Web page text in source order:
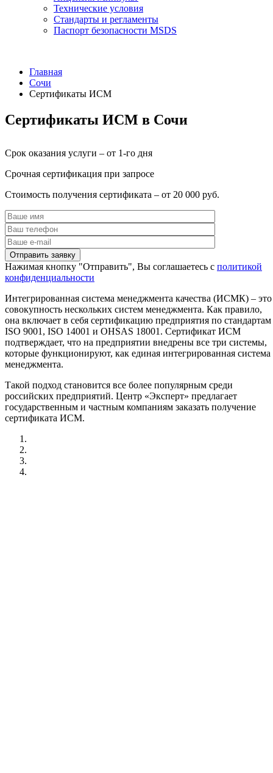
Технические условия
Стандарты и регламенты
Паспорт безопасности MSDS
Главная
Сочи
Сертификаты ИСМ
Сертификаты ИСМ в Сочи
Срок оказания услуги – от 1-го дня
Срочная сертификация при запросе
Стоимость получения сертификата – от 20 000 руб.
Нажимая кнопку "Отправить", Вы соглашаетесь с политикой
конфиденциальности
Интегрированная система менеджмента качества (ИСМК) – это
совокупность нескольких систем менеджмента. Как правило,
она включает в себя сертификацию предприятия по стандартам
ISO 9001, ISO 14001 и OHSAS 18001. Сертификат ИСМ
подтверждает, что на предприятии внедрены все три системы,
которые функционируют, как единая интегрированная система
менеджмента.
Такой подход становится все более популярным среди
российских предприятий. Центр «Эксперт» предлагает
государственным и частным компаниям заказать получение
сертификата ИСМ.